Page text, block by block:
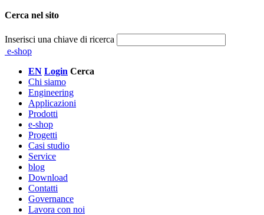
Cerca nel sito
Inserisci una chiave di ricerca
e-shop
EN Login Cerca
Chi siamo
Engineering
Applicazioni
Prodotti
e-shop
Progetti
Casi studio
Service
blog
Download
Contatti
Governance
Lavora con noi